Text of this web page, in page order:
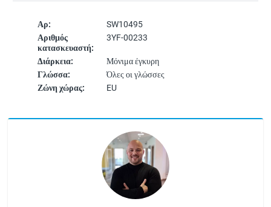
Αρ:
SW10495
Αριθμός
κατασκευαστή:
3YF-00233
Διάρκεια:
Μόνιμα έγκυρη
Γλώσσα:
Όλες οι γλώσσες
Ζώνη χώρας:
EU